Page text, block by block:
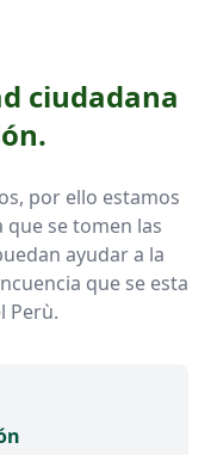
ciudadana
por ello estamos
se tomen las
ayudar a la
que se esta
Perù.